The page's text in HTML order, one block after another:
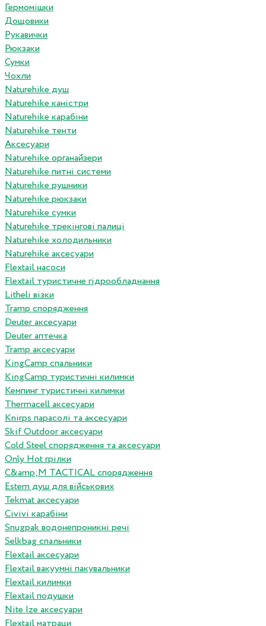
Гермомішки
Дощовики
Рукавички
Рюкзаки
Сумки
Чохли
Naturehike душ
Naturehike каністри
Naturehike карабіни
Naturehike тенти
Аксесуари
Naturehike органайзери
Naturehike питні системи
Naturehike рушники
Naturehike рюкзаки
Naturehike сумки
Naturehike трекінгові палиці
Naturehike холодильники
Naturehike аксесуари
Flextail насоси
Flextail туристичне гідрообладнання
Litheli візки
Tramp спорядження
Deuter аксесуари
Deuter аптечка
Tramp аксесуари
KingCamp спальники
KingCamp туристичні килимки
Кемпинг туристичні килимки
Thermacell аксесуари
Knirps парасолі та аксесуари
Skif Outdoor аксесуари
Cold Steel спорядження та аксесуари
Only Hot грілки
C&amp;M TACTICAL спорядження
Estem душ для військових
Tekmat аксесуари
Сivivi карабіни
Snugpak водонепроникні речі
Selkbag спальники
Flextail аксесуари
Flextail вакуумні пакувальники
Flextail килимки
Flextail подушки
Nite Ize аксесуари